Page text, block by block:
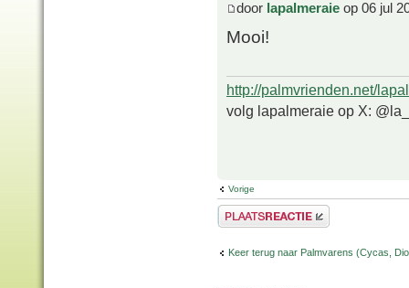
door lapalmeraie op 06 jul
Mooi!
http://palmvrienden.net/
volg lapalmeraie op X:
Vorige
Plaats een reactie
Keer terug naar Palmvarens (Cycas,